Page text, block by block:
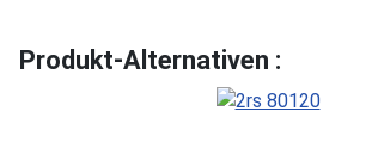
Produkt-Alternativen :